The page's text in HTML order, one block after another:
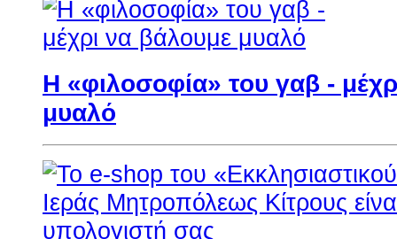
Η «φιλοσοφία» του γαβ -
μυαλό